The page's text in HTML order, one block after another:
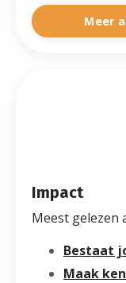
Meer
Impact
Meest gelezen
Bestaat
Maak